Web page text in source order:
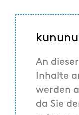
kununu
An
Inhalte
werden
da Sie